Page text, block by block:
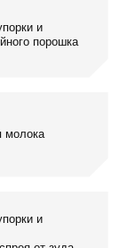
и
порошка
молока
и